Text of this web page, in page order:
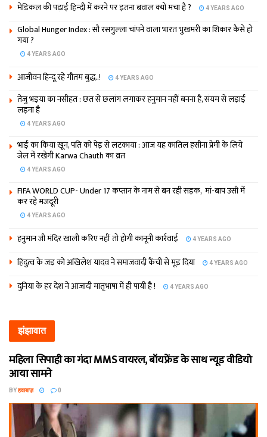
मेडिकल की पढ़ाई हिन्‍दी में करने पर इतना बवाल क्‍यों मचा है ? 4 YEARS AGO
Global Hunger Index : सौ रसगुल्‍ला चांपने वाला भारत भुखमरी का शिकार कैसे हो
गया ?
4 YEARS AGO
आजीवन हिन्दू रहे गौतम बुद्ध..! 4 YEARS AGO
तेजु भइया का नसीहत : छत से छलांग लगाकर हनुमान नहीं बनना है, संयम से लड़ाई
लड़ना है
4 YEARS AGO
भाई का किया खून, पति को पेड़ से लटकाया : आज यह कातिल हसीना प्रेमी के लिये
जेल में रखेगी Karwa Chauth का व्रत
4 YEARS AGO
FIFA WORLD CUP- Under 17 कप्‍तान के नाम से बन रही सड़क, मां-बाप उसी में
कर रहे मजदूरी
4 YEARS AGO
हनुमान जी मंदिर खाली करिए नहीं तो होगी कानूनी कार्रवाई 4 YEARS AGO
हिंदुत्व के जड़ को अखिलेश यादव ने समाजवादी कैंची से मूड़ दिया 4 YEARS AGO
दुनिया के हर देश ने आजादी मातृभाषा में ही पायी है ! 4 YEARS AGO
झंझावात
महिला सिपाही का गंदा MMS वायरल, बॉयफ्रेंड के साथ न्यूड वीडियो
आया सामने
BYहवाबाज़ 0